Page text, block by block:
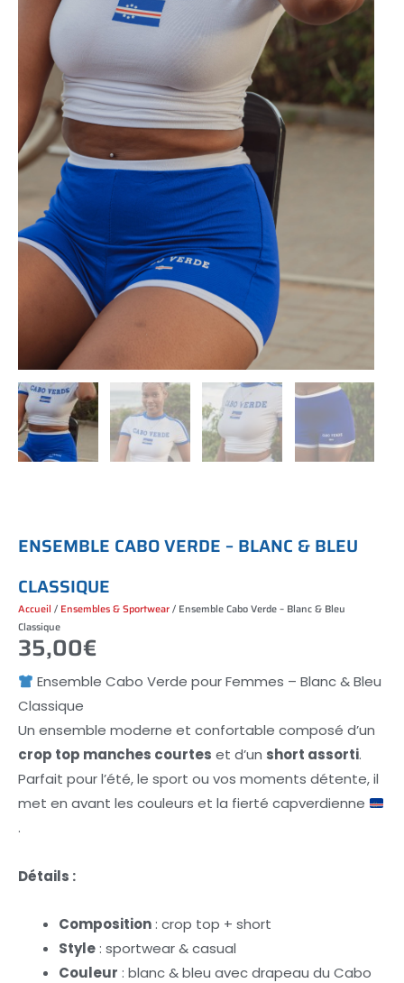
ENSEMBLE CABOVERDE – BLANC & BLEU
CLASSIQUE
Accueil / Ensembles & Sportwear/ Ensemble Cabo Verde – Blanc & Bleu
Classique
35,00€
Ensemble Cabo Verde pour Femmes – Blanc & Bleu
Classique
Un ensemble moderne et confortable composé d’un
crop top manches courtes et d’un short assorti.
Parfait pour l’été, le sport ou vos moments détente, il
met en avant les couleurs et la fierté capverdienne
.
Détails :
Composition: crop top + short
Style: sportwear & casual
Couleur : blanc & bleu avec drapeau du Cabo